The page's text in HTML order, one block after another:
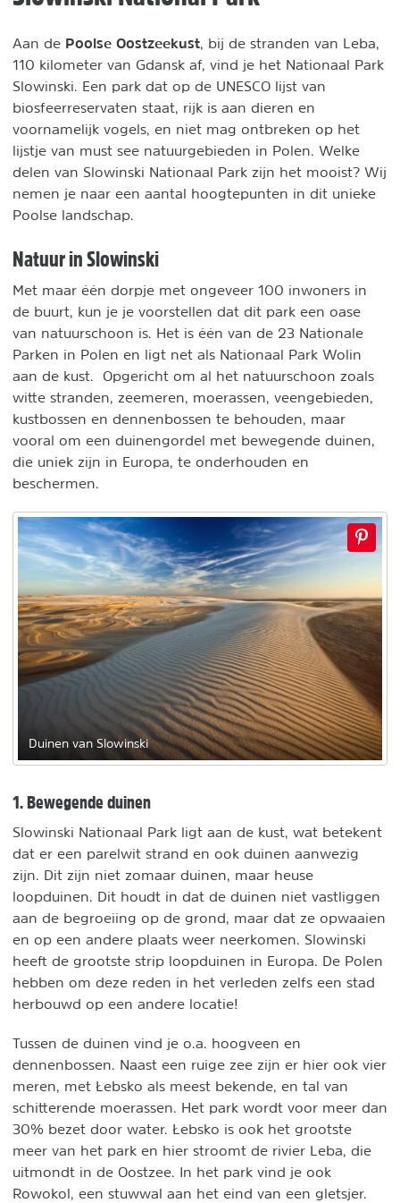
Aan de Poolse Oostzeekust , bij de stranden van Leba,
110 kilometer van Gdansk af, vind je het Nationaal Park
Slowinski. Een park dat op de UNESCO lijst van
biosfeerreservaten staat, rijk is aan dieren en
voornamelijk vogels, en niet mag ontbreken op het
lijstje van must see natuurgebieden in Polen. Welke
delen van Slowinski Nationaal Park zijn het mooist? Wij
nemen je naar een aantal hoogtepunten in dit unieke
Poolse landschap.
Natuur in Slowinski
Met maar één dorpje met ongeveer 100 inwoners in
de buurt, kun je je voorstellen dat dit park een oase
van natuurschoon is. Het is één van de 23 Nationale
Parken in Polen en ligt net als Nationaal Park Wolin
aan de kust. Opgericht om al het natuurschoon zoals
witte stranden, zeemeren, moerassen, veengebieden,
kustbossen en dennenbossen te behouden, maar
vooral om een duinengordel met bewegende duinen,
die uniek zijn in Europa, te onderhouden en
beschermen.
Duinen van Slowinski
1. Bewegende duinen
Slowinski Nationaal Park ligt aan de kust, wat betekent
dat er een parelwit strand en ook duinen aanwezig
zijn. Dit zijn niet zomaar duinen, maar heuse
loopduinen. Dit houdt in dat de duinen niet vastliggen
aan de begroeiing op de grond, maar dat ze opwaaien
en op een andere plaats weer neerkomen. Slowinski
heeft de grootste strip loopduinen in Europa. De Polen
hebben om deze reden in het verleden zelfs een stad
herbouwd op een andere locatie!
Tussen de duinen vind je o.a. hoogveen en
dennenbossen. Naast een ruige zee zijn er hier ook vier
meren, met Łebsko als meest bekende, en tal van
schitterende moerassen. Het park wordt voor meer dan
30% bezet door water. Łebsko is ook het grootste
meer van het park en hier stroomt de rivier Leba, die
uitmondt in de Oostzee. In het park vind je ook
Rowokol, een stuwwal aan het eind van een gletsjer.